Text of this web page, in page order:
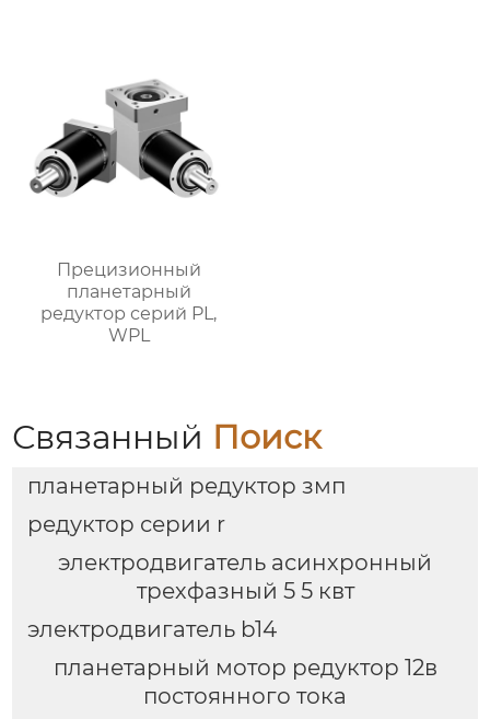
Прецизионный
планетарный
редуктор серий PL,
WPL
Связанный Поиск
планетарный редуктор змп
редуктор серии r
электродвигатель асинхронный
трехфазный 5 5 квт
электродвигатель b14
планетарный мотор редуктор 12в
постоянного тока